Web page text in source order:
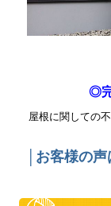
◎
屋根に関しての
│お客様の